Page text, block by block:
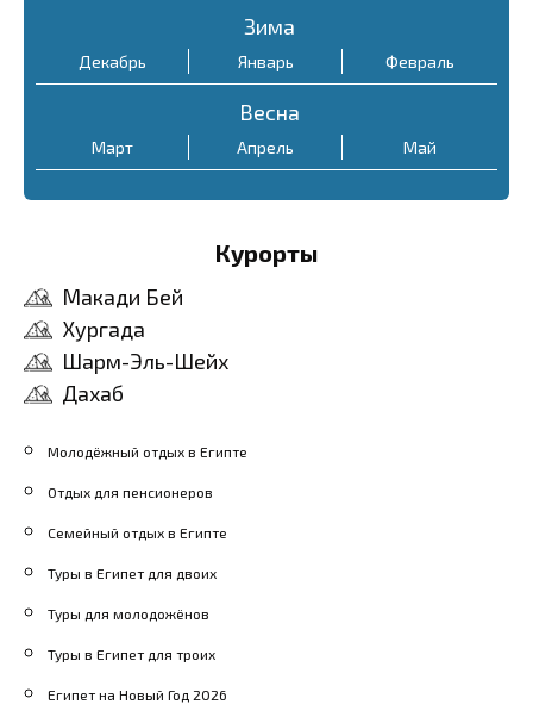
Зима
Декабрь Январь Февраль
Весна
Март Апрель Май
Курорты
Макади Бей
Хургада
Шарм-Эль-Шейх
Дахаб
Молодёжный отдых в Египте
Отдых для пенсионеров
Семейный отдых в Египте
Туры в Египет для двоих
Туры для молодожёнов
Туры в Египет для троих
Египет на Новый Год 2026